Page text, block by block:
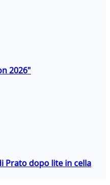
2026"
Prato dopo lite in cella